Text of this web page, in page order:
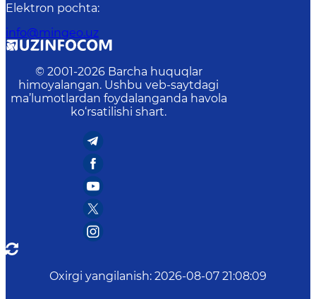
Elektron pochta:
info@mingeo.uz
© 2001-2026 Barcha huquqlar
himoyalangan. Ushbu veb-saytdagi
ma’lumotlardan foydalanganda havola
ko‘rsatilishi shart.
Oxirgi yangilanish: 2026-08-07 21:08:09